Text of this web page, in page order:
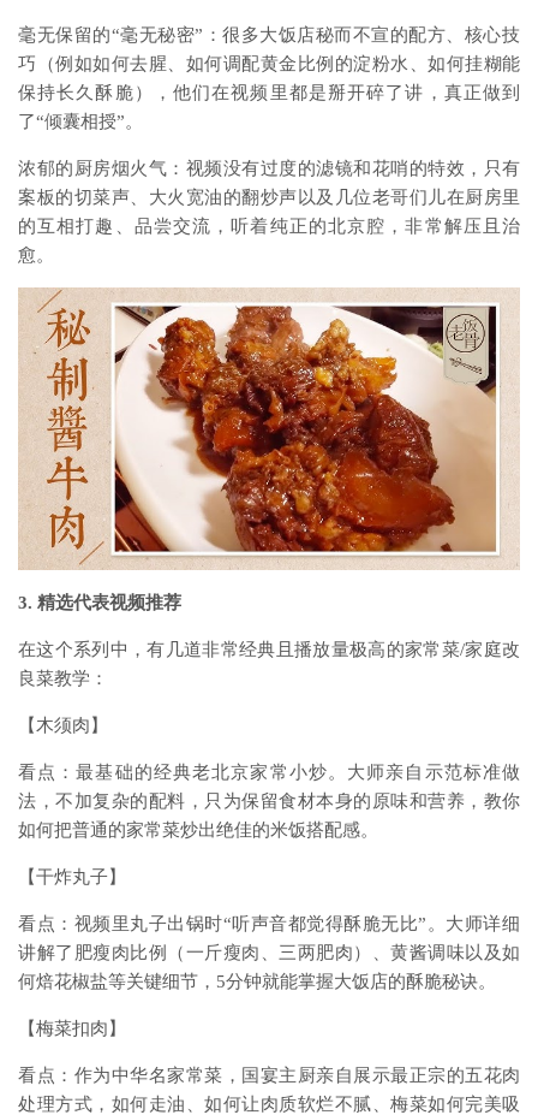
毫无保留的“毫无秘密”：很多大饭店秘而不宣的配方、核心技
巧（例如如何去腥、如何调配黄金比例的淀粉水、如何挂糊能
保持长久酥脆），他们在视频里都是掰开碎了讲，真正做到
了“倾囊相授”。
浓郁的厨房烟火气：视频没有过度的滤镜和花哨的特效，只有
案板的切菜声、大火宽油的翻炒声以及几位老哥们儿在厨房里
的互相打趣、品尝交流，听着纯正的北京腔，非常解压且治
愈。
3. 精选代表视频推荐
在这个系列中，有几道非常经典且播放量极高的家常菜/家庭改
良菜教学：
【木须肉】
看点：最基础的经典老北京家常小炒。大师亲自示范标准做
法，不加复杂的配料，只为保留食材本身的原味和营养，教你
如何把普通的家常菜炒出绝佳的米饭搭配感。
【干炸丸子】
看点：视频里丸子出锅时“听声音都觉得酥脆无比”。大师详细
讲解了肥瘦肉比例（一斤瘦肉、三两肥肉）、黄酱调味以及如
何焙花椒盐等关键细节，5分钟就能掌握大饭店的酥脆秘诀。
【梅菜扣肉】
看点：作为中华名家常菜，国宴主厨亲自展示最正宗的五花肉
处理方式，如何走油、如何让肉质软烂不腻、梅菜如何完美吸